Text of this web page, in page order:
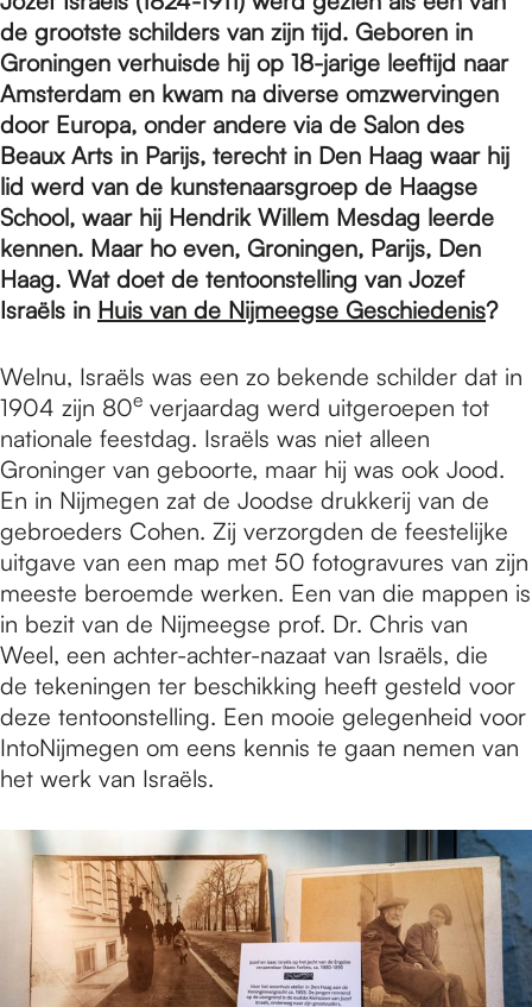
e
p
a
g
e
de grootste schilders van zijn tijd. Geboren in
Groningen verhuisde hij op 18-jarige leeftijd naar
Amsterdam en kwam na diverse omzwervingen
door Europa, onder andere via de Salon des
Beaux Arts in Parijs, terecht in Den Haag waar hij
lid werd van de kunstenaarsgroep de Haagse
School, waar hij Hendrik Willem Mesdag leerde
kennen. Maar ho even, Groningen, Parijs, Den
Haag. Wat doet de tentoonstelling van Jozef
Israëls in Huis van de Nijmeegse Geschiedenis?
Welnu, Israëls was een zo bekende schilder dat in
1904 zijn 80e verjaardag werd uitgeroepen tot
nationale feestdag. Israëls was niet alleen
Groninger van geboorte, maar hij was ook Jood.
En in Nijmegen zat de Joodse drukkerij van de
gebroeders Cohen. Zij verzorgden de feestelijke
uitgave van een map met 50 fotogravures van zijn
meeste beroemde werken. Een van die mappen is
in bezit van de Nijmeegse prof. Dr. Chris van
Weel, een achter-achter-nazaat van Israëls, die
de tekeningen ter beschikking heeft gesteld voor
deze tentoonstelling. Een mooie gelegenheid voor
IntoNijmegen om eens kennis te gaan nemen van
het werk van Israëls.